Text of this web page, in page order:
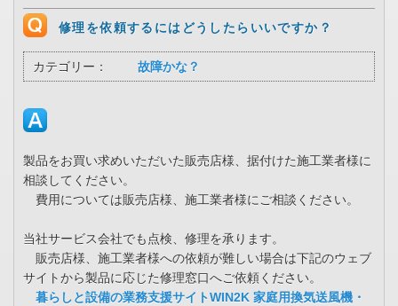
修理を依頼するにはどうしたらいいですか？
カテゴリー： 故障かな？
製品をお買い求めいただいた販売店様、据付けた施工業者様に
相談してください。
費用については販売店様、施工業者様にご相談ください。
当社サービス会社でも点検、修理を承ります。
販売店様、施工業者様への依頼が難しい場合は下記のウェブ
サイトから製品に応じた修理窓口へご依頼ください。
暮らしと設備の業務支援サイトWIN2K 家庭用換気送風機・